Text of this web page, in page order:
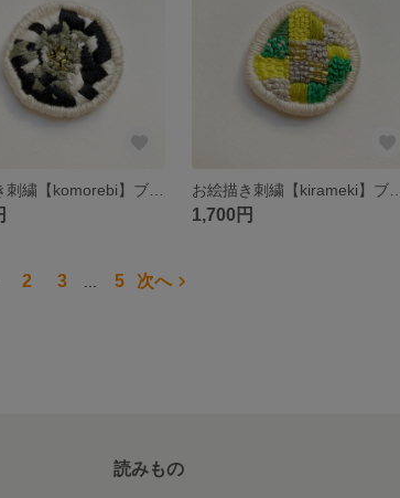
お絵描き刺繍【komorebi】ブローチ・ヘアゴム
1,700円
2 3 5 次へ
読みもの